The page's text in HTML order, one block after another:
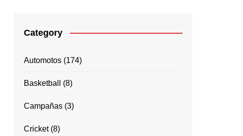
Category
Automotos (174)
Basketball (8)
Campañas (3)
Cricket(8)